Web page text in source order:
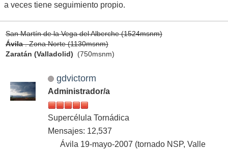
a veces tiene seguimiento propio.
San Martín de la Vega del Alberche (1524msnm)
Ávila. Zona Norte (1130msnm)
Zaratán (Valladolid) (750msnm)
gdvictorm
Administrador/a
Supercélula Tornádica
Mensajes: 12,537
Ávila 19-mayo-2007 (tornado NSP, Valle